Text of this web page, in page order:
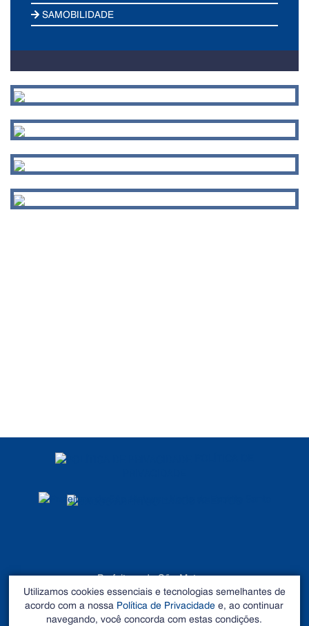
SAMOBILIDADE
Prefeitura de São Mateus
©2026 - Todos os direitos reservados
Endereço: Rua Alberto Sartório, Nº 404, Carapina - São
Mateus – ES CEP 29.933-060. Tel: 27 3195-0100
Utilizamos cookies essenciais e tecnologias semelhantes de
acordo com a nossa Política de Privacidade e, ao continuar
navegando, você concorda com estas condições.